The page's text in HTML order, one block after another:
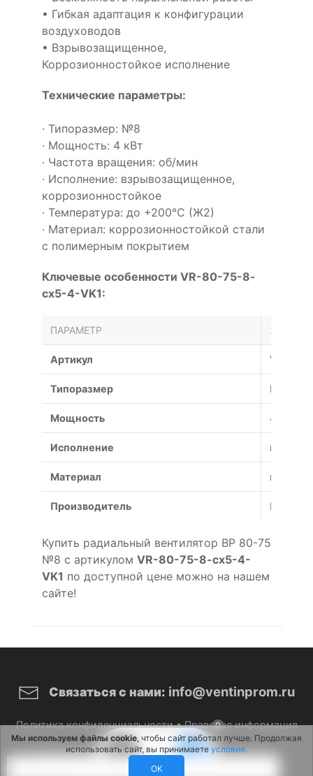
0
• Гибкая адаптация к конфигурации
воздуховодов
• Взрывозащищенное,
Коррозионностойкое исполнение
Технические параметры:
· Типоразмер: №8
· Мощность: 4 кВт
· Частота вращения: об/мин
· Исполнение: взрывозащищенное,
коррозионностойкое
· Температура: до +200°С (Ж2)
· Материал: коррозионностойкой стали
с полимерным покрытием
Ключевые особенности VR-80-75-8-
cx5-4-VK1:
ПАРАМЕТР
Артикул VR-80-
Типоразмер №8
Мощность 4 кВт
Исполнение
Материал
Производитель Россия
Купить радиальный вентилятор ВР 80-75
№8 с артикулом VR-80-75-8-cx5-4-
VK1 по доступной цене можно на нашем
сайте!
Связаться с нами: info@ventinprom.ru
Политика конфиденциальности•Правовая информация
© 2026 ВентИнПром. Все права защищены.
Мы используем файлы cookie, чтобы сайт работал лучше. Продолжая
использовать сайт, вы принимаете условия.
OK